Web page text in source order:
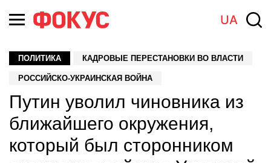
UA
ПОЛИТИКА КАДРОВЫЕ ПЕРЕСТАНОВКИ ВО ВЛАСТИ
РОССИЙСКО-УКРАИНСКАЯ ВОЙНА
Путин уволил чиновника из
ближайшего окружения,
который был сторонником